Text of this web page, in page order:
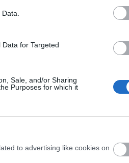
for Targeted
Sale, and/or Sharing
Purposes for which it
to advertising like cookies on
στην
τον
14:06